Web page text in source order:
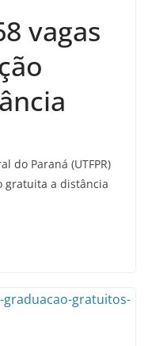
vagas
do Paraná (UTFPR)
gratuita a distância